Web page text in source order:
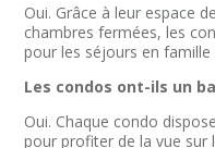
Oui. Grâce à leur espace
chambres fermées, les
pour les séjours en
Les condos ont-ils un
Oui. Chaque condo
pour profiter de la vue sur